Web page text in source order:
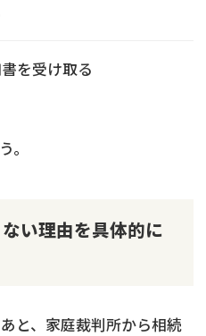
を受け取る
。
い理由を具体的に
と、家庭裁判所から相続